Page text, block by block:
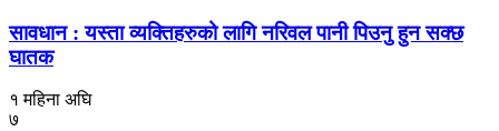
सावधान : यस्ता व्यक्तिहरुको लागि नरिवल पानी पिउनु हुन सक्छ
घातक
१ महिना अघि
७